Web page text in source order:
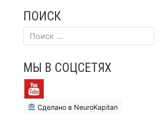
ПОИСК
МЫ В СОЦСЕТЯХ
Сделано в NeuroKapitan